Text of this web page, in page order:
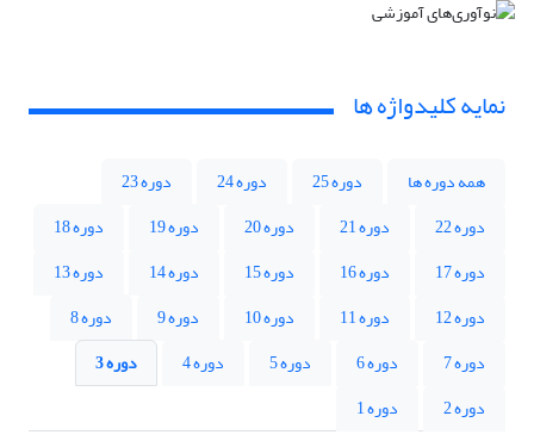
نمایه کلیدواژه ها
همه دوره ها دوره 25 دوره 24
دوره 23
دوره 22
دوره 21 دوره 20 دوره 19
دوره 18
دوره 17
دوره 16 دوره 15 دوره 14
دوره 13
دوره 12
دوره 11 دوره 10 دوره 9
دوره 8
دوره 7
دوره 6 دوره 5 دوره 4
دوره 3
دوره 2
دوره 1